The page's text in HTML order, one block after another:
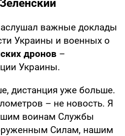
важные доклады
Украины и военных о
дронов –
Украины.
дистанция уже больше.
– не новость. Я
воинам Службы
Силам, нашим